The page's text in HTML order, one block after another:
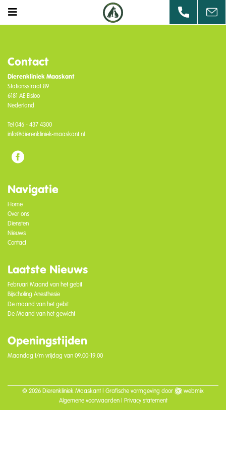
Contact
Dierenkliniek Maaskant
Stationsstraat 89
6181 AE Elsloo
Nederland
Tel046 - 437 4300
info@dierenkliniek-maaskant.nl
Navigatie
Home
Over ons
Diensten
Nieuws
Contact
Laatste Nieuws
Februari Maand van het gebit
Bijscholing Anesthesie
De maand van het gebit
De Maand van het gewicht
Openingstijden
Maandag t/m vrijdag van 09.00-19.00
© 2026 Dierenkliniek Maaskant | Grafische vormgeving door
webmix
Algemene voorwaarden| Privacy statement